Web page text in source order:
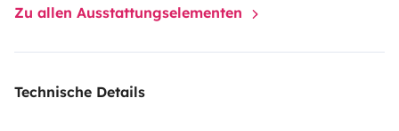
Zu allen Ausstattungselementen
Technische Details